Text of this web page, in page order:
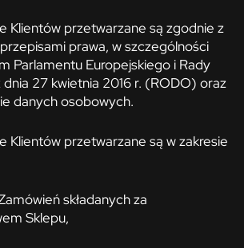
Klientów przetwarzane są zgodnie z
prawa, w szczególności
Parlamentu Europejskiego i Rady
27 kwietnia 2016 r. (RODO) oraz
danych osobowych.
Klientów przetwarzane są w zakresie
składanych za
Sklepu,